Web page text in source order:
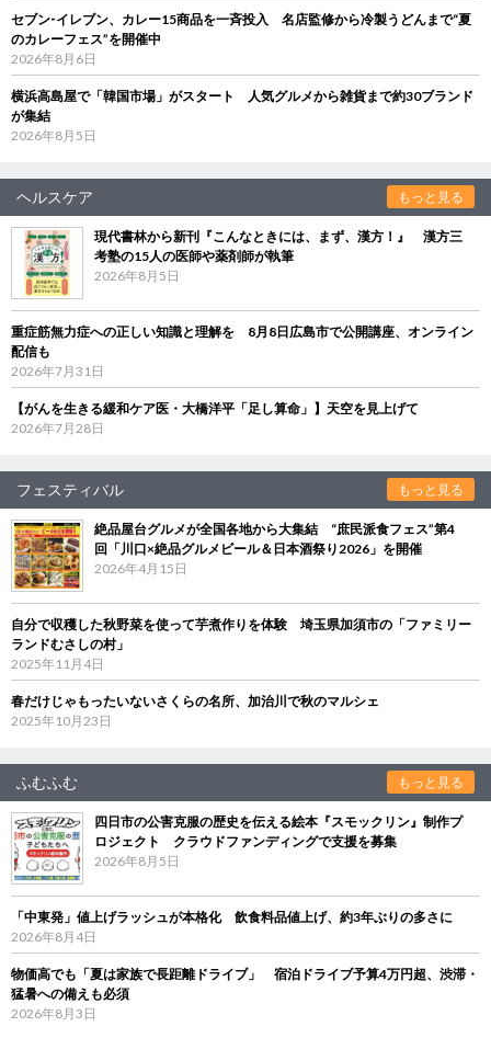
セブン‐イレブン、カレー15商品を一斉投入 名店監修から冷製うどんまで“夏
のカレーフェス”を開催中
2026年8月6日
横浜高島屋で「韓国市場」がスタート 人気グルメから雑貨まで約30ブランド
が集結
2026年8月5日
ヘルスケア もっと見る
現代書林から新刊『こんなときには、まず、漢方！』 漢方三
考塾の15人の医師や薬剤師が執筆
2026年8月5日
重症筋無力症への正しい知識と理解を 8月8日広島市で公開講座、オンライン
配信も
2026年7月31日
【がんを生きる緩和ケア医・大橋洋平「足し算命」】天空を見上げて
2026年7月28日
フェスティバル もっと見る
絶品屋台グルメが全国各地から大集結 “庶民派食フェス”第4
回「川口×絶品グルメビール＆日本酒祭り2026」を開催
2026年4月15日
自分で収穫した秋野菜を使って芋煮作りを体験 埼玉県加須市の「ファミリー
ランドむさしの村」
2025年11月4日
春だけじゃもったいないさくらの名所、加治川で秋のマルシェ
2025年10月23日
ふむふむ もっと見る
四日市の公害克服の歴史を伝える絵本『スモックリン』制作プ
ロジェクト クラウドファンディングで支援を募集
2026年8月5日
「中東発」値上げラッシュが本格化 飲食料品値上げ、約3年ぶりの多さに
2026年8月4日
物価高でも「夏は家族で長距離ドライブ」 宿泊ドライブ予算4万円超、渋滞・
猛暑への備えも必須
2026年8月3日